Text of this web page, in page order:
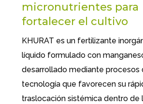
micronutrientes para
fortalecer el cultivo
KHURAT es un fertilizante
líquidoformulado con
desarrollado mediante procesos
tecnología que favorecen su
traslocación sistémicadentro de